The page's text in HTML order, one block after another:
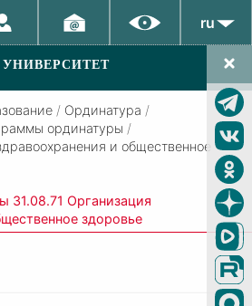
ru
/ Ординатура /
ординатуры /
и общественное
31.08.71 Организация
здоровье